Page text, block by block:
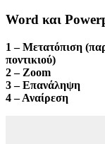
Word και
1 – Μετατόπιση
ποντικιού)
2 – Zoom
3 – Επανάληψη
4 – Αναίρεση